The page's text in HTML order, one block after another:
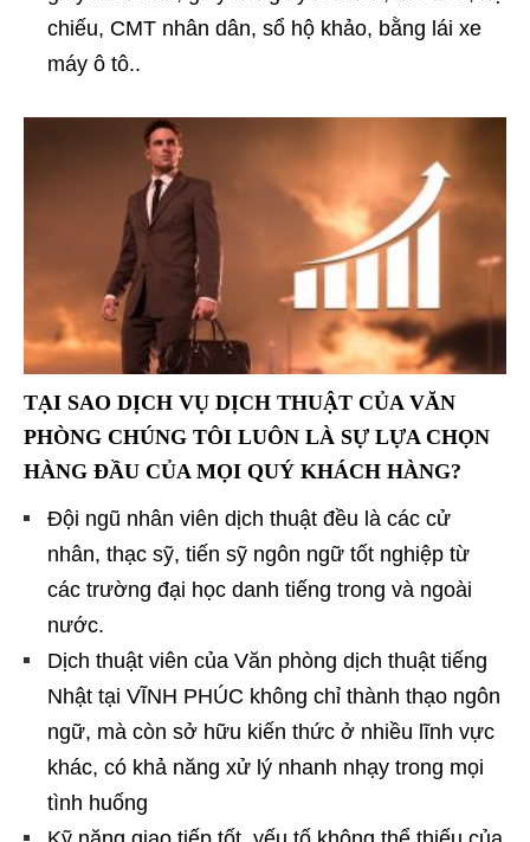
chiếu, CMT nhân dân, sổ hộ khảo, bằng lái xe
máy ô tô..
TẠI SAO DỊCH VỤ DỊCH THUẬT CỦA VĂN
PHÒNG CHÚNG TÔI LUÔN LÀ SỰ LỰA CHỌN
HÀNG ĐẦU CỦA MỌI QUÝ KHÁCH HÀNG?
Đội ngũ nhân viên dịch thuật đều là các cử
nhân, thạc sỹ, tiến sỹ ngôn ngữ tốt nghiệp từ
các trường đại học danh tiếng trong và ngoài
nước.
Dịch thuật viên của Văn phòng dịch thuật tiếng
Nhật tại VĨNH PHÚC không chỉ thành thạo ngôn
ngữ, mà còn sở hữu kiến thức ở nhiều lĩnh vực
khác, có khả năng xử lý nhanh nhạy trong mọi
tình huống